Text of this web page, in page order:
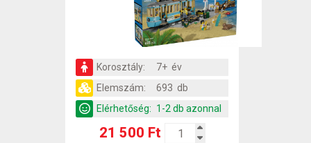
Korosztály:
7+ év
Elemszám:
693 db
Elérhetőség: 1-2 db azonnal
21 500 Ft